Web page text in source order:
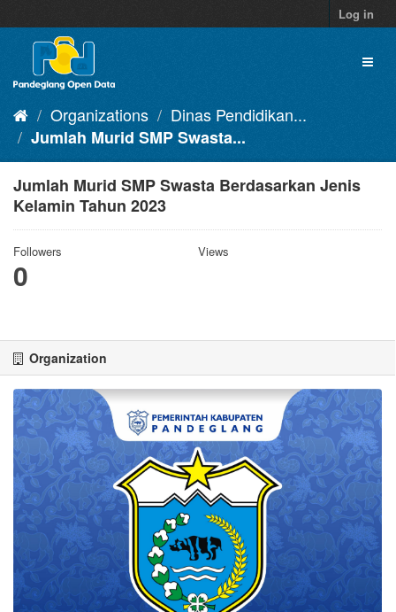
to
content
Log in
Organizations
Dinas Pendidikan...
Jumlah Murid SMP Swasta...
Jumlah Murid SMP Swasta Berdasarkan Jenis
Kelamin Tahun 2023
Followers
0
Views
Organization